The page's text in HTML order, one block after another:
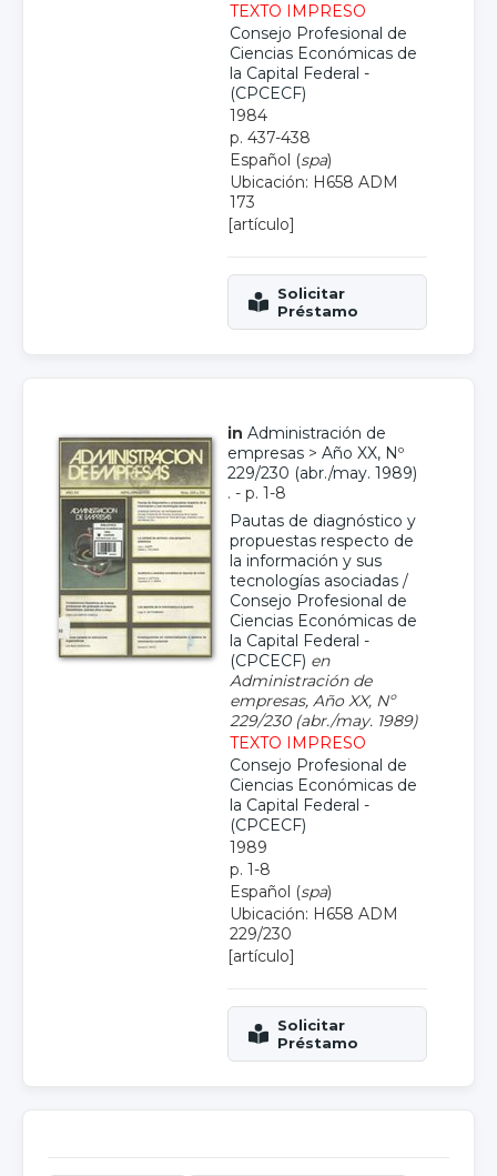
TEXTO IMPRESO
Consejo Profesional de
Ciencias Económicas de
la Capital Federal -
(CPCECF)
1984
p. 437-438
Español (spa)
Ubicación: H658 ADM
173
[artículo]
in Administración de
empresas > Año XX, Nº
229/230 (abr./may. 1989)
. - p. 1-8
Pautas de diagnóstico y
propuestas respecto de
la información y sus
tecnologías asociadas /
Consejo Profesional de
Ciencias Económicas de
la Capital Federal -
(CPCECF) en
Administración de
empresas, Año XX, Nº
229/230 (abr./may. 1989)
TEXTO IMPRESO
Consejo Profesional de
Ciencias Económicas de
la Capital Federal -
(CPCECF)
1989
p. 1-8
Español (spa)
Ubicación: H658 ADM
229/230
[artículo]